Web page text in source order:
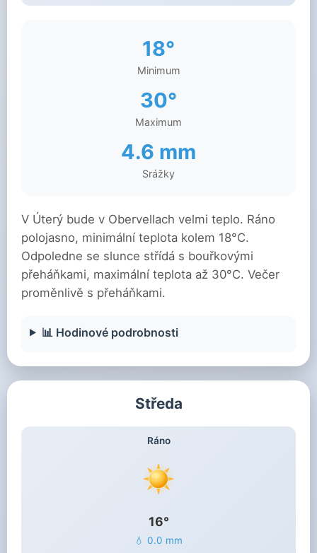
18°
Minimum
30°
Maximum
4.6 mm
Srážky
V Úterý bude v Obervellach velmi teplo. Ráno
polojasno, minimální teplota kolem 18°C.
Odpoledne se slunce střídá s bouřkovými
přeháňkami, maximální teplota až 30°C. Večer
proměnlivě s přeháňkami.
📊 Hodinové podrobnosti
Středa
Ráno
16°
💧 0.0 mm